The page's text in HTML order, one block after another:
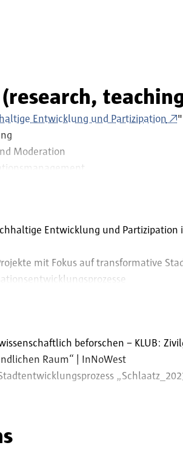
Entwicklung und Partizipation
Moderation
Arbeiten
Entwicklung und Partizipation
mit Fokus auf transformative
Coaching und Mediation
kommunaler Projekte
sowie Umsetzung und
für behutsame Stadtentwicklung mbH
und gestaltende
und wohnpolitischen
e.V.
beforschen – KLUB:
Raum“ | InNoWest
„Let’z Netz“
des Nachbarschafts-